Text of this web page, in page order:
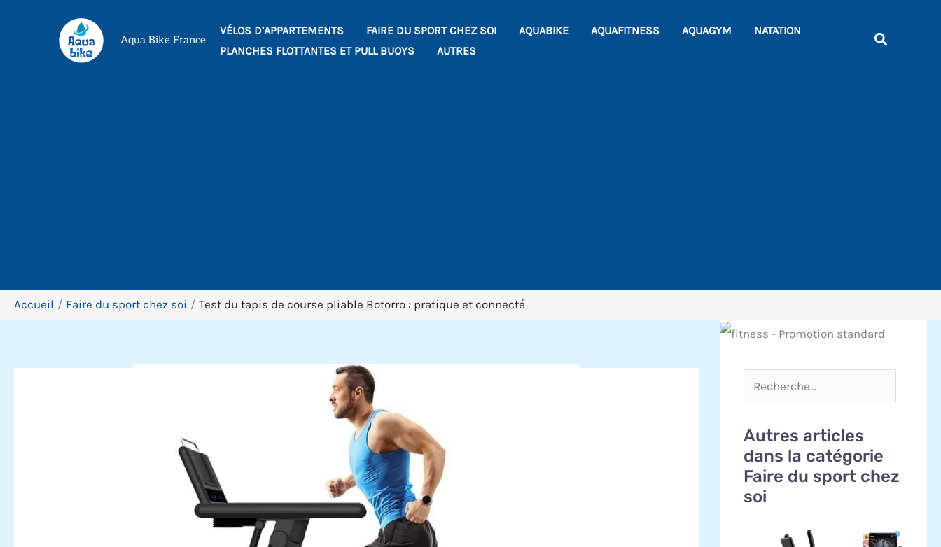
Aqua Bike France
VÉLOS D’APPARTEMENTS FAIRE DU SPORT CHEZ SOI AQUABIKE AQUAFITNESS AQUAGYM
NATATION
PLANCHES FLOTTANTES ET PULL BUOYS
AUTRES
Accueil Faire du sport chez soi Test du tapis de course pliable Botorro : pratique et connecté
Autres articles
dans la catégorie
Faire du sport chez
soi